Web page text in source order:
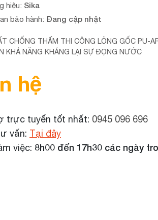
hiệu: Sika
bảo hành: Đang cập nhật
CHỐNG THẤM THI CÔNG LỎNG GỐC PU-
KHẢ NĂNG KHÁNG LẠI SỰ ĐỌNG NƯỚC
hệ
trực tuyến tốt nhất: 0945 096 696
vấn: Tại đây
việc: 8h00 đến 17h30 các ngày